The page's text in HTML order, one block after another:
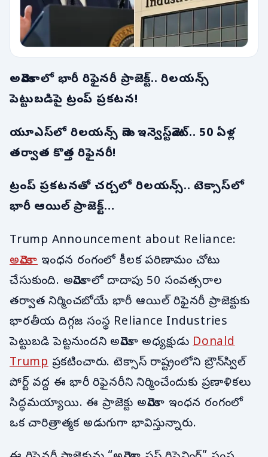
అమెరికాలో భారీ రిఫైనరీ ప్రాజెక్ట్.. రిలయన్స్
పెట్టుబడిపై ట్రంప్ ప్రకటన!
యూఎస్‌లో రిలయన్స్ మెగా ఇన్వెస్ట్‌మెంట్.. 50 ఏళ్ల
తర్వాత కొత్త రిఫైనరీ!
ట్రంప్ ప్రకటనతో చర్చలో రిలయన్స్.. టెక్సాస్‌లో
భారీ ఆయిల్ ప్రాజెక్ట్…
Trump Announcement about Reliance:
అమెరికా ఇంధన రంగంలో కీలక పరిణామం చోటు
చేసుకుంది. అమెరికాలో దాదాపు 50 సంవత్సరాల
తర్వాత నిర్మించబోయే భారీ ఆయిల్ రిఫైనరీ ప్రాజెక్టుకు
భారతీయ దిగ్గజ సంస్థ Reliance Industries
పెట్టుబడి పెట్టనుందని అమెరికా అధ్యక్షుడుDonald
Trumpప్రకటించారు. టెక్సాస్ రాష్ట్రంలోని బ్రౌన్‌స్విల్
పోర్ట్ వద్ద ఈ భారీ రిఫైనరీని నిర్మించేందుకు ప్రణాళికలు
సిద్ధమయ్యాయి. ఈ ప్రాజెక్టు అమెరికా ఇంధన రంగంలో
ఒక చారిత్రాత్మక అడుగుగా భావిస్తున్నారు.